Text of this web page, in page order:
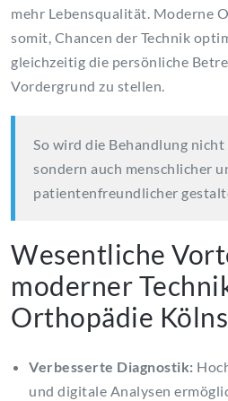
mehr Lebensqualität. Moderne
somit, Chancen der Technik
gleichzeitig die persönliche
Vordergrund zu stellen.
So wird die Behandlung
sondern auch menschlicher
patientenfreundlicher
Wesentliche
moderner
Orthopädie Kölns
Verbesserte Diagnostik:
und digitale Analysen